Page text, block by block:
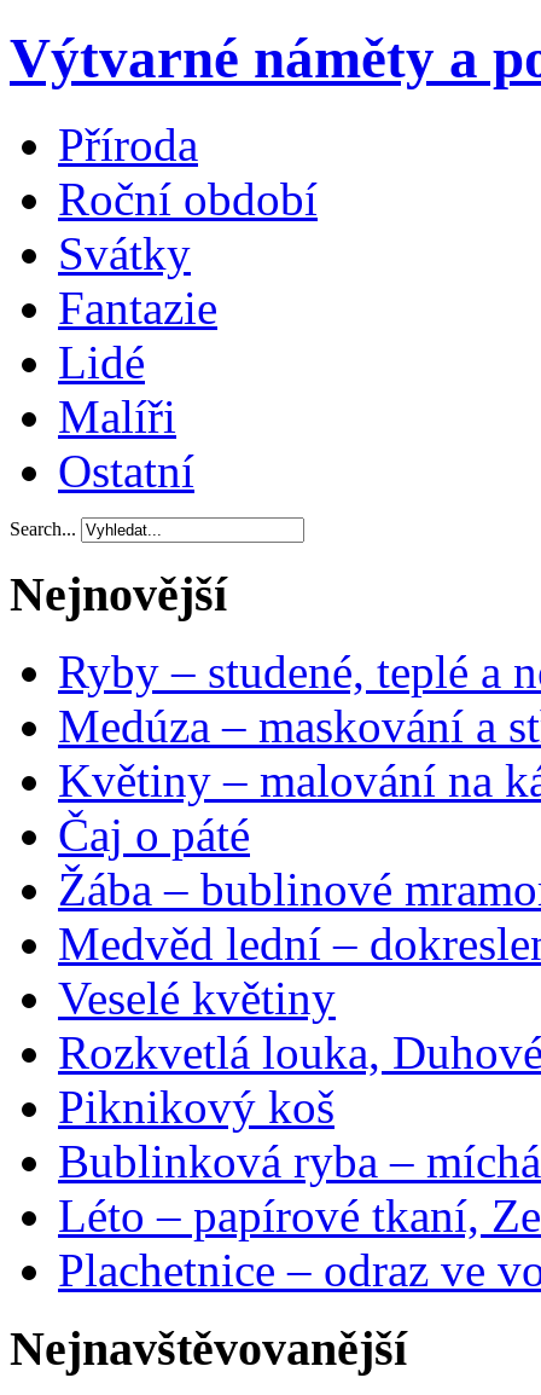
Výtvarné náměty a
Příroda
Roční období
Svátky
Fantazie
Lidé
Malíři
Ostatní
Search...
Nejnovější
Ryby – studené, teplé a
Medúza – maskování a
Květiny – malování na
Čaj o páté
Žába – bublinové
Medvěd lední –
Veselé květiny
Rozkvetlá louka,
Piknikový koš
Bublinková ryba –
Léto – papírové tkaní,
Plachetnice – odraz ve
Nejnavštěvovanější